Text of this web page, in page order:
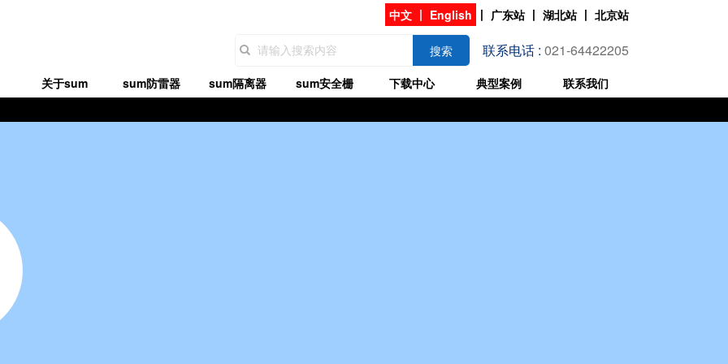
中文 丨 English 丨 广东站丨 湖北站丨 北京站
搜索 联系电话 : 021-64422205
关于sum sum防雷器 sum隔离器 sum安全栅 下载中心 典型案例 联系我们